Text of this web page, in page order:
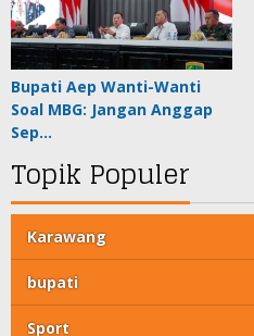
Bupati Aep Wanti-Wanti
Soal MBG: Jangan Anggap
Sep…
Topik Populer
Karawang
bupati
Sport